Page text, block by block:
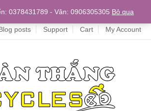
Home
posts Support Cart My Account
0378431789 - Vân: 0906305305 Bỏ qua